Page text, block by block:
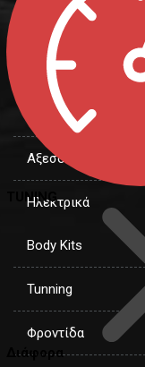
TUNING
Διάφορα
Εσωτ. αυτοκινήτου
Εξωτ. αυτοκινήτου
Φωτισμός
Αξεσουάρ
Ηλεκτρικά
Body Kits
Tunning
Φροντίδα